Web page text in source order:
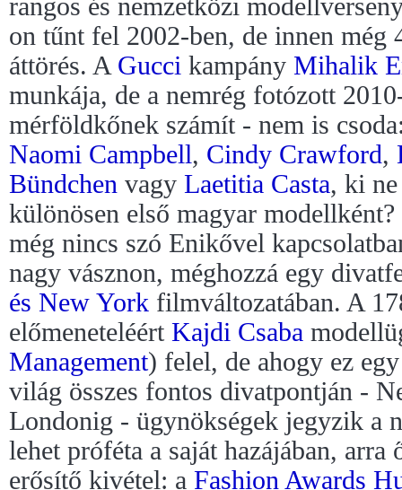
rangos és nemzetközi
on tűnt fel 2002-ben, de innen még
áttörés. A Gucci kampány Mihalik
munkája, de a nemrég fotózott
mérföldkőnek számít - nem is
Naomi Campbell, Cindy Crawford,
Bündchen vagy Laetitia Casta, ki
különösen első magyar
még nincs szó Enikővel
nagy vásznon, méghozzá egy
és New York filmváltozatában. A
előmeneteléért Kajdi Csaba
Management) felel, de ahogy ez
világ összes fontos divatpontján -
Londonig - ügynökségek jegyzik a
lehet próféta a saját hazájában, arra
erősítő kivétel: a Fashion Awards